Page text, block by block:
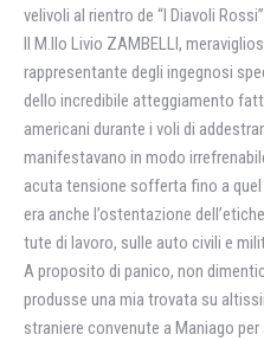
velivoli al rientro de “I Diavoli
Il M.llo Livio ZAMBELLI,
rappresentante degli ingegnosi
dello incredibile atteggiamento
americani durante i voli di
manifestavano in modo
acuta tensione sofferta fino a
era anche l’ostentazione
tute di lavoro, sulle auto civili e
A proposito di panico, non
produsse una mia trovata su
straniere convenute a Maniago